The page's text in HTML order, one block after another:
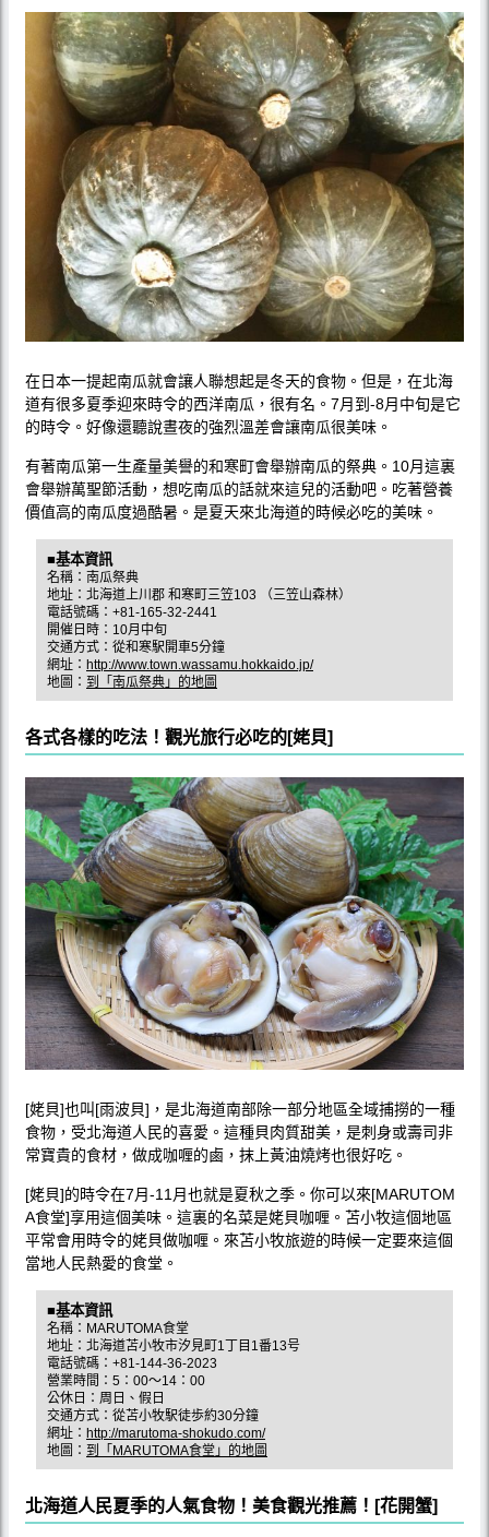
在日本一提起南瓜就會讓人聯想起是冬天的食物。但是，在北海
道有很多夏季迎來時令的西洋南瓜，很有名。7月到-8月中旬是它
的時令。好像還聽說晝夜的強烈溫差會讓南瓜很美味。
有著南瓜第一生產量美譽的和寒町會舉辦南瓜的祭典。10月這裏
會舉辦萬聖節活動，想吃南瓜的話就來這兒的活動吧。吃著營養
價值高的南瓜度過酷暑。是夏天來北海道的時候必吃的美味。
■基本資訊
名稱：南瓜祭典
地址：北海道上川郡 和寒町三笠103 （三笠山森林）
電話號碼：+81-165-32-2441
開催日時：10月中旬
交通方式：從和寒駅開車5分鐘
網址： http://www.town.wassamu.hokkaido.jp/
地圖： 到「南瓜祭典」的地圖
各式各樣的吃法！觀光旅行必吃的[姥貝]
[姥貝]也叫[雨波貝]，是北海道南部除一部分地區全域捕撈的一種
食物，受北海道人民的喜愛。這種貝肉質甜美，是刺身或壽司非
常寶貴的食材，做成咖喱的鹵，抹上黃油燒烤也很好吃。
[姥貝]的時令在7月-11月也就是夏秋之季。你可以來[MARUTOM
A食堂]享用這個美味。這裏的名菜是姥貝咖喱。苫小牧這個地區
平常會用時令的姥貝做咖喱。來苫小牧旅遊的時候一定要來這個
當地人民熱愛的食堂。
■基本資訊
名稱：MARUTOMA食堂
地址：北海道苫小牧市汐見町1丁目1番13号
電話號碼：+81-144-36-2023
營業時間：5：00～14：00
公休日：周日、假日
交通方式：從苫小牧駅徒歩約30分鐘
網址： http://marutoma-shokudo.com/
地圖： 到「MARUTOMA食堂」的地圖
北海道人民夏季的人氣食物！美食觀光推薦！[花開蟹]